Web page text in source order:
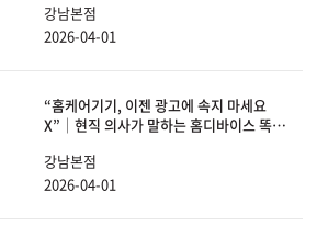
강남본점
2026-04-01
“홈케어기기, 이젠 광고에 속지 마세요
X”│현직 의사가 말하는 홈디바이스 똑똑
강남본점
2026-04-01